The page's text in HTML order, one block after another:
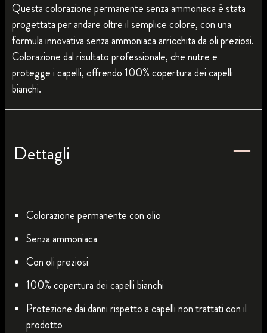
Questa colorazione permanente senza ammoniaca è stata
progettata per andare oltre il semplice colore, con una
formula innovativa senza ammoniaca arricchita da oli preziosi.
Colorazione dal risultato professionale, che nutre e
protegge i capelli, offrendo 100% copertura dei capelli
bianchi.
Dettagli
Colorazione permanente con olio
Senza ammoniaca
Con oli preziosi
100% copertura dei capelli bianchi
Protezione dai danni rispetto a capelli non trattati con il
prodotto